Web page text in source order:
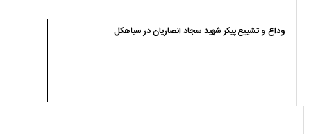
وداع و تشییع پیکر شهید سجاد انصاریان در سیاهکل